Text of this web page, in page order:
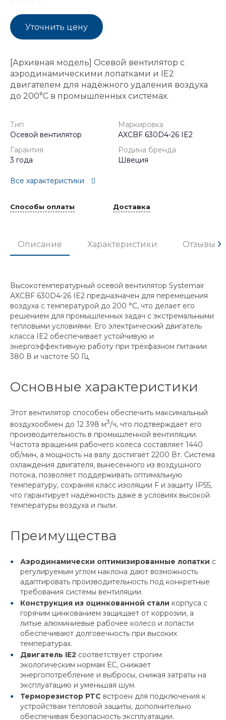
Уточнить цену
[Архивная модель] Осевой вентилятор с
аэродинамическими лопатками и IE2
двигателем для надёжного удаления воздуха
до 200°С в промышленных системах.
Тип
Осевой вентилятор
Маркировка
AXCBF 630D4-26 IE2
Гарантия
3 года
Родина бренда
Швеция
Все характеристики
Способы оплаты Доставка
Описание Характеристики Отзывы
Высокотемпературный осевой вентилятор Systemair
AXCBF 630D4-26 IE2 предназначен для перемещения
воздуха с температурой до 200 °С, что делает его
решением для промышленных задач с экстремальными
тепловыми условиями. Его электрический двигатель
класса IE2 обеспечивает устойчивую и
энергоэффективную работу при трёхфазном питании
380 В и частоте 50 Гц.
Основные характеристики
Этот вентилятор способен обеспечить максимальный
воздухообмен до 12 398 м3/ч, что подтверждает его
производительность в промышленной вентиляции.
Частота вращения рабочего колеса составляет 1440
об/мин, а мощность на валу достигает 2200 Вт. Система
охлаждения двигателя, вынесенного из воздушного
потока, позволяет поддерживать оптимальную
температуру, сохраняя класс изоляции F и защиту IP55,
что гарантирует надёжность даже в условиях высокой
температуры воздуха и пыли.
Преимущества
Аэродинамически оптимизированные лопатки с
регулируемым углом наклона дают возможность
адаптировать производительность под конкретные
требования системы вентиляции.
Конструкция из оцинкованной стали корпуса с
горячим цинкованием защищает от коррозии, а
литые алюминиевые рабочее колесо и лопасти
обеспечивают долговечность при высоких
температурах.
Двигатель IE2 соответствует строгим
экологическим нормам ЕС, снижает
энергопотребление и выбросы, снижая затраты на
эксплуатацию и уменьшая шум.
Терморезистор PTC встроен для подключения к
устройствам тепловой защиты, дополнительно
обеспечивая безопасность эксплуатации.